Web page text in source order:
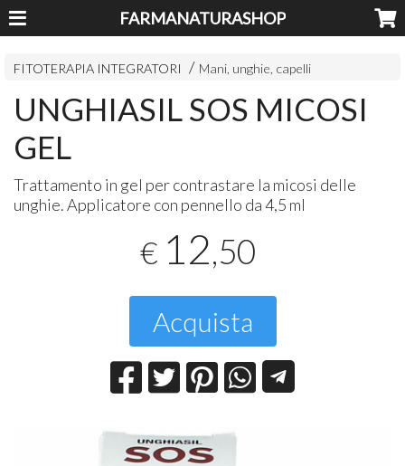
FARMANATURASHOP
FITOTERAPIA INTEGRATORI Mani, unghie, capelli
UNGHIASIL SOS MICOSI
GEL
Trattamento in gel per contrastare la micosi delle
unghie. Applicatore con pennello da 4,5 ml
€ 12,50
Acquista